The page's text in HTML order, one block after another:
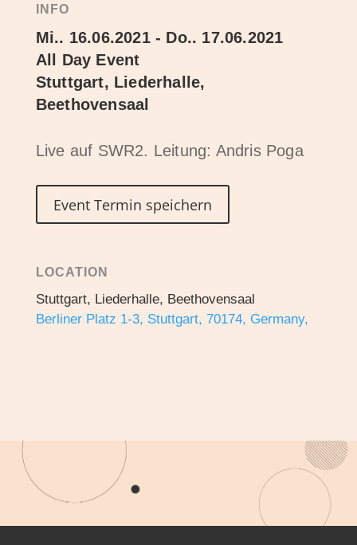
INFO
Mi.. 16.06.2021 - Do.. 17.06.2021
All Day Event
Stuttgart, Liederhalle,
Beethovensaal
Live auf SWR2. Leitung: Andris Poga
Event Termin speichern
LOCATION
Stuttgart, Liederhalle, Beethovensaal
Berliner Platz 1-3, Stuttgart, 70174, Germany,